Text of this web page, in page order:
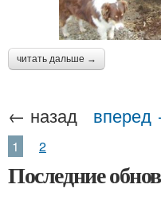
читать дальше →
← назад
1 2
Последние